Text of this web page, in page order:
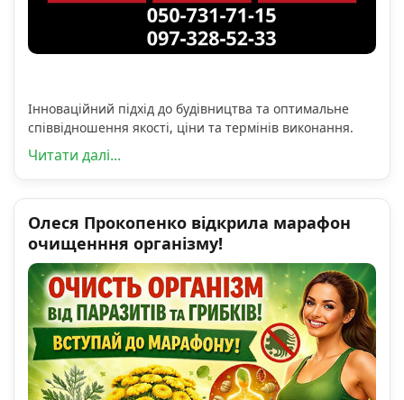
Інноваційний підхід до будівництва та оптимальне
співвідношення якості, ціни та термінів виконання.
Читати далі...
Олеся Прокопенко відкрила марафон
очищенння організму!